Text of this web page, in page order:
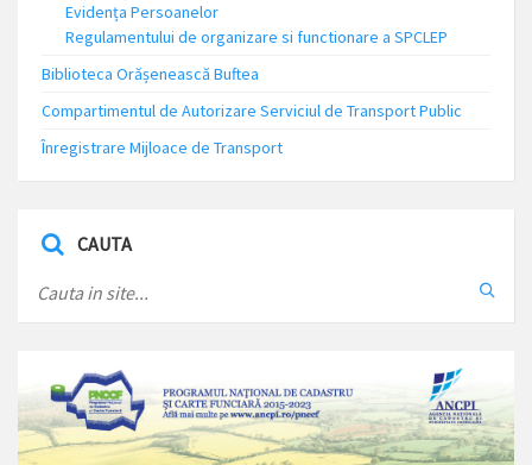
Evidența Persoanelor
Regulamentului de organizare si functionare a SPCLEP
Biblioteca Orășenească Buftea
Compartimentul de Autorizare Serviciul de Transport Public
Înregistrare Mijloace de Transport
CAUTA